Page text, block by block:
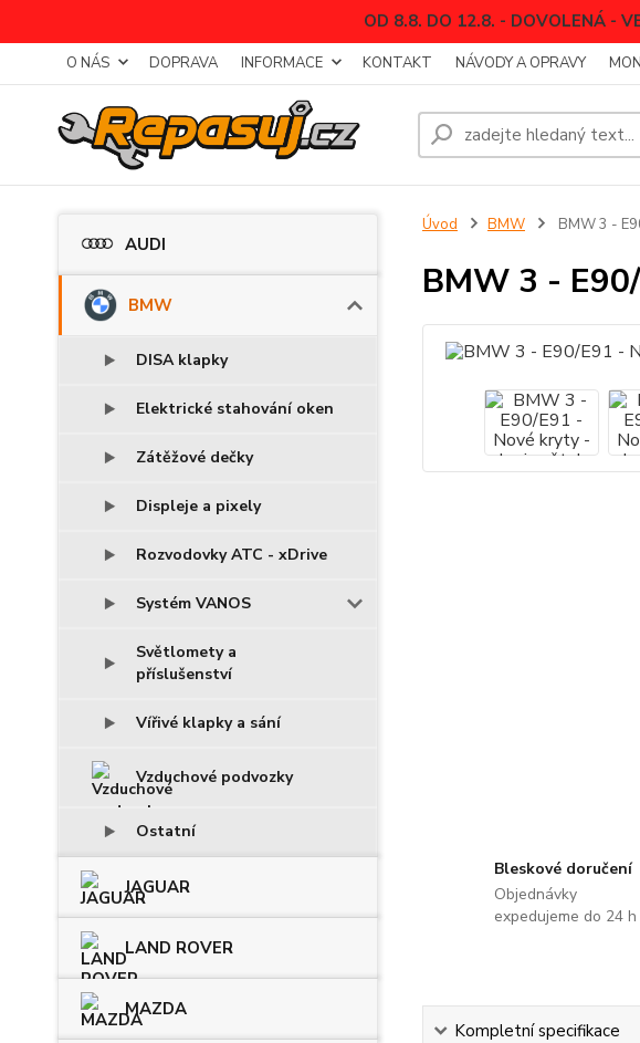
OD 8.8. DO 12.8. - DOVOLENÁ -
O NÁS DOPRAVA INFORMACE KONTAKT NÁVODY A OPRAVY
AUDI
BMW
DISA klapky
Elektrické stahování oken
Zátěžové dečky
Displeje a pixely
Rozvodovky ATC - xDrive
Systém VANOS
Světlomety a
příslušenství
Vířivé klapky a sání
Vzduchové podvozky
Ostatní
JAGUAR
LAND ROVER
MAZDA
Úvod BMW BMW 3 -
BMW 3 -
Bleskové doručení
Objednávky
expedujeme do 24 h
Kompletní specifikace